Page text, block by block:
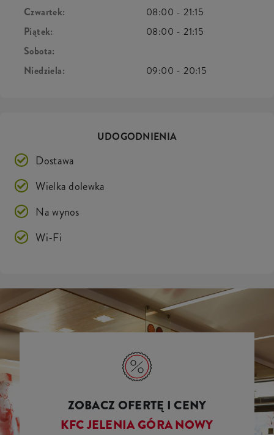
Czwartek:
08:00 -21:15
Piątek:
08:00 -21:15
Sobota:
Niedziela:
09:00 -20:15
UDOGODNIENIA
Dostawa
Wielka dolewka
Na wynos
Wi-Fi
ZOBACZ OFERTĘ I CENY
KFC JELENIA GÓRA NOWY